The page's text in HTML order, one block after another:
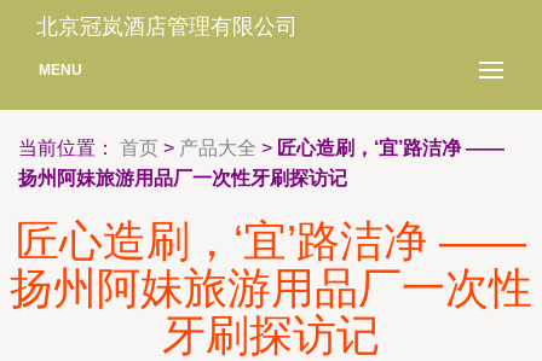
北京冠岚酒店管理有限公司
MENU
当前位置： 首页 > 产品大全 > 匠心造刷，‘宜’路洁净 ——
扬州阿妹旅游用品厂一次性牙刷探访记
匠心造刷，‘宜’路洁净 ——
扬州阿妹旅游用品厂一次性
牙刷探访记